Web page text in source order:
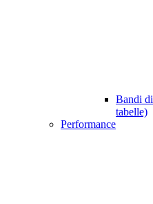
Bandi
tabelle)
Performance